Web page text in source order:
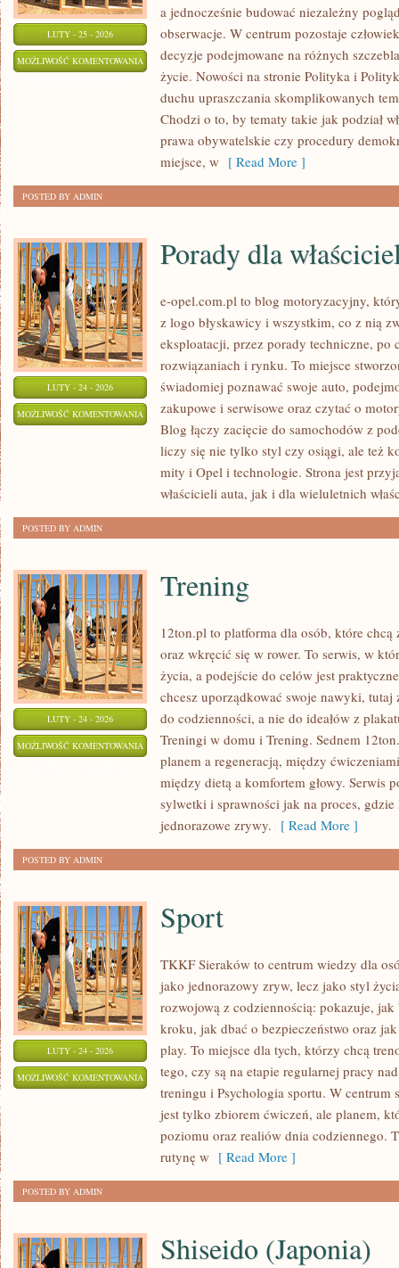
LUTY - 25 - 2026
MOŻLIWOŚĆ KOMENTOWANIA POLITYKA
MIĘDZYNARODOWA
a jednocześnie budować niezależny
obserwacje. W centrum pozostaje
decyzje podejmowane na różnych
życie. Nowości na stronie Polityka i
duchu upraszczania skomplikowanych
Chodzi o to, by tematy takie jak podział
prawa obywatelskie czy procedury
miejsce, w [ Read More ]
POSTED BY ADMIN
LUTY - 24 - 2026
MOŻLIWOŚĆ KOMENTOWANIA PORADY
WŁAŚCICIELI
Porady dla
e-opel.com.pl to blog motoryzacyjny,
z logo błyskawicy i wszystkim, co z nią
eksploatacji, przez porady techniczne, po
rozwiązaniach i rynku. To miejsce
świadomiej poznawać swoje auto,
zakupowe i serwisowe oraz czytać o
Blog łączy zacięcie do samochodów z
liczy się nie tylko styl czy osiągi, ale też
mity i Opel i technologie. Strona jest
właścicieli auta, jak i dla wieluletnich
POSTED BY ADMIN
LUTY - 24 - 2026
MOŻLIWOŚĆ KOMENTOWANIA TRENING
Trening
12ton.pl to platforma dla osób, które
oraz wkręcić się w rower. To serwis, w
życia, a podejście do celów jest
chcesz uporządkować swoje nawyki, tutaj
do codzienności, a nie do ideałów z
Treningi w domu i Trening. Sednem
planem a regeneracją, między
między dietą a komfortem głowy. Serwis
sylwetki i sprawności jak na proces, gdzie
jednorazowe zrywy. [ Read More ]
POSTED BY ADMIN
LUTY - 24 - 2026
MOŻLIWOŚĆ KOMENTOWANIA SPORT
Sport
TKKF Sieraków to centrum wiedzy dla
jako jednorazowy zryw, lecz jako styl
rozwojową z codziennością: pokazuje,
kroku, jak dbać o bezpieczeństwo oraz
play. To miejsce dla tych, którzy chcą
tego, czy są na etapie regularnej pracy
treningu i Psychologia sportu. W centrum
jest tylko zbiorem ćwiczeń, ale planem,
poziomu oraz realiów dnia codziennego.
rutynę w [ Read More ]
POSTED BY ADMIN
Shiseido (Japonia)